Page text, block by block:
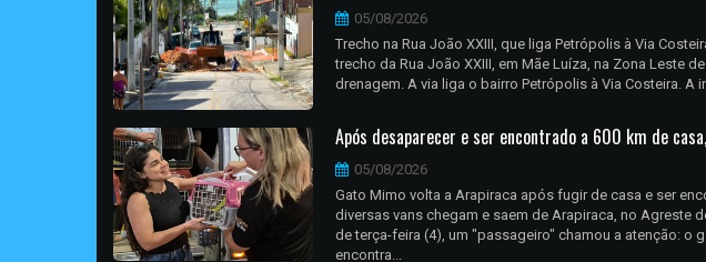
05/08/2026
Trecho na Rua João XXIII, que liga Petrópolis à Via
trecho da Rua João XXIII, em Mãe Luíza, na Zona Leste
drenagem. A via liga o bairro Petrópolis à Via Costeira. A
Após desaparecer e ser encontrado a 600 km de
05/08/2026
Gato Mimo volta a Arapiraca após fugir de casa e ser
diversas vans chegam e saem de Arapiraca, no Agreste
de terça-feira (4), um "passageiro" chamou a atenção: o
encontra...